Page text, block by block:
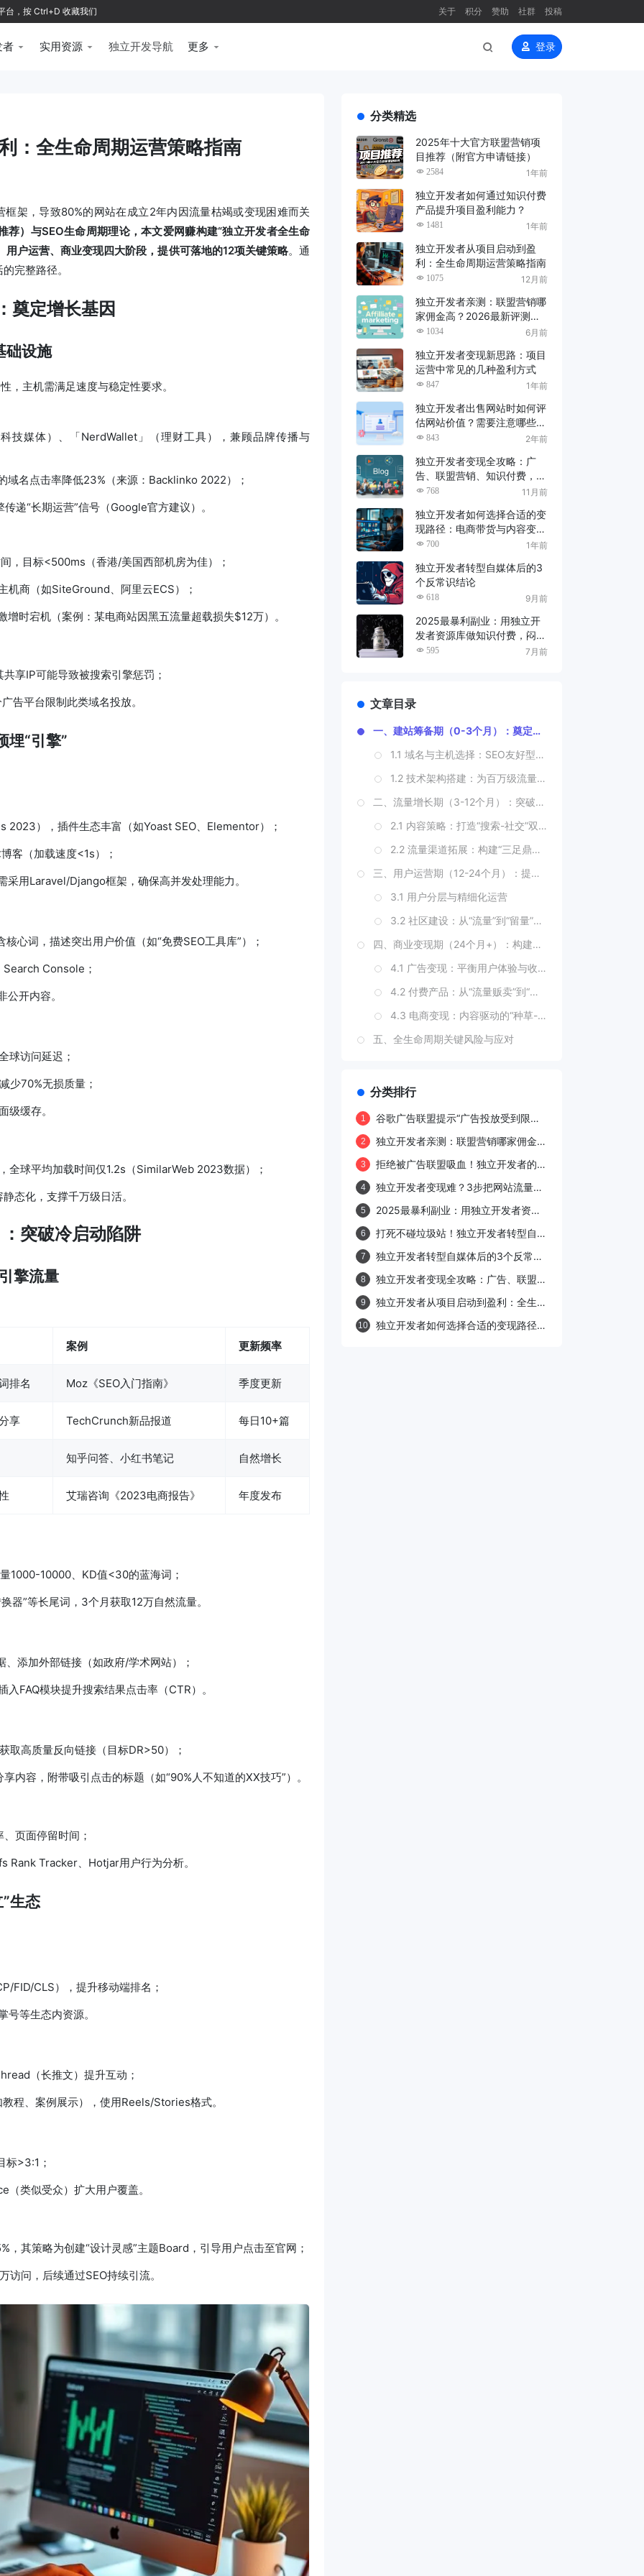
台，按 Ctrl+D 收藏我们 关于 积分 赞助 社群 投稿
者 实用资源 独立开发导航 更多 登录
：全生命周期运营策略指南
架，导致80%的网站在成立2年内因流量枯竭或变现困难而关
）与SEO生命周期理论，本文爱网赚构建“独立开发者全生命
户运营、商业变现四大阶段，提供可落地的12项关键策略。通
完整路径。
奠定增长基因
础设施
，主机需满足速度与稳定性要求。
技媒体）、「NerdWallet」（理财工具），兼顾品牌传播与
域名点击率降低23%（来源：Backlinko 2022）；
递“长期运营”信号（Google官方建议）。
，目标<500ms（香港/美国西部机房为佳）；
机商（如SiteGround、阿里云ECS）；
时宕机（案例：某电商站因黑五流量超载损失$12万）。
享IP可能导致被搜索引擎惩罚；
告平台限制此类域名投放。
埋“引擎”
2023），插件生态丰富（如Yoast SEO、Elementor）；
客（加载速度<1s）；
采用Laravel/Django框架，确保高并发处理能力。
核心词，描述突出用户价值（如“免费SEO工具库”）；
Console；
开内容。
球访问延迟；
少70%无损质量；
级缓存。
全球平均加载时间仅1.2s（SimilarWeb 2023数据）；
态化，支撑千万级日活。
突破冷启动陷阱
擎流量
案例 更新频率
排名 Moz《SEO入门指南》 季度更新
享 TechCrunch新品报道 每日10+篇
知乎问答、小红书笔记 自然增长
艾瑞咨询《2023电商报告》 年度发布
1000-10000、KD值<30的蓝海词；
器”等长尾词，3个月获取12万自然流量。
添加外部链接（如政府/学术网站）；
FAQ模块提升搜索结果点击率（CTR）。
取高质量反向链接（目标DR>50）；
内容，附带吸引点击的标题（如“90%人不知道的XX技巧”）。
页面停留时间；
Tracker、Hotjar用户行为分析。
生态
FID/CLS），提升移动端排名；
号等生态内资源。
（长推文）提升互动；
程、案例展示），使用Reels/Stories格式。
标>3:1；
类似受众）扩大用户覆盖。
其策略为创建“设计灵感”主题Board，引导用户点击至官网；
问，后续通过SEO持续引流。
分类精选
2025年十大官方联盟营销项
目推荐（附官方申请链接）
2584 1年前
独立开发者如何通过知识付费
产品提升项目盈利能力？
1481 1年前
独立开发者从项目启动到盈
利：全生命周期运营策略指南
1075 12月前
独立开发者亲测：联盟营销哪
家佣金高？2026最新评测来
了！1034 6月前
独立开发者变现新思路：项目
运营中常见的几种盈利方式
847 1年前
独立开发者出售网站时如何评
估网站价值？需要注意哪些问
题？
843 2年前
独立开发者变现全攻略：广
告、联盟营销、知识付费，哪
种最适合你？
768 11月前
独立开发者如何选择合适的变
现路径：电商带货与内容变现
策略解析
700 1年前
独立开发者转型自媒体后的3
个反常识结论
618 9月前
2025最暴利副业：用独立开
发者资源库做知识付费，闷声
发大财的5个方案
595 7月前
文章目录
一、建站筹备期（0-3个月）：奠定增长基因
1.1 域名与主机选择：SEO友好型基础设施
1.2 技术架构搭建：为百万级流量预埋“引擎”
二、流量增长期（3-12个月）：突破冷启动陷阱
2.1 内容策略：打造“搜索-社交”双引擎流量
2.2 流量渠道拓展：构建“三足鼎立”生态
三、用户运营期（12-24个月）：提升LTV（用户终身价值）
3.1 用户分层与精细化运营
3.2 社区建设：从“流量”到“留量”的质变
四、商业变现期（24个月+）：构建可持续盈利模式
4.1 广告变现：平衡用户体验与收益
4.2 付费产品：从“流量贩卖”到“价值输出”
4.3 电商变现：内容驱动的“种草-拔草”闭环
五、全生命周期关键风险与应对
5.2 用户增长停滞
结语：独立开发者运营的“反脆弱”思维
分类排行
1
谷歌广告联盟提示“广告投放受到限
2
独立开发者亲测：联盟营销哪家佣金
3
拒绝被广告联盟吸血！独立开发者的4
4
独立开发者变现难？3步把网站流量变
5
2025最暴利副业：用独立开发者资源
6
打死不碰垃圾站！独立开发者转型自媒
7
独立开发者转型自媒体后的3个反常识
8
独立开发者变现全攻略：广告、联盟营
9
独立开发者从项目启动到盈利：全生命
10
独立开发者如何选择合适的变现路径：